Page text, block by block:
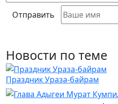
Отправить
Новости по теме
Праздник Ураза-байрам